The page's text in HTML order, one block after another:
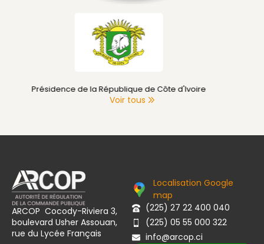
Primature de Côte d'Ivoire
Voir tous
ARCOP Cocody-Riviera 3,
boulevard Usher Assouan,
rue du Lycée Français
Localisation Google
map
(225) 27 22 400 040
(225) 05 55 000 322
info@arcop.ci